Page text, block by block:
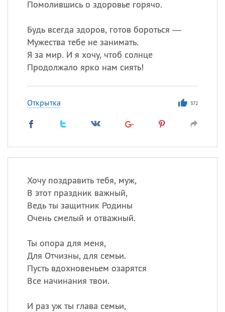
Помолившись о здоровье горячо.
Будь всегда здоров, готов бороться —
Мужества тебе не занимать.
Я за мир. И я хочу, чтоб солнце
Продолжало ярко нам сиять!
Открытка 372
Хочу поздравить тебя, муж,
В этот праздник важный,
Ведь ты защитник Родины
Очень смелый и отважный.
Ты опора для меня,
Для Отчизны, для семьи.
Пусть вдохновеньем озарятся
Все начинания твои.
И раз уж ты глава семьи,
Посмотреть значение